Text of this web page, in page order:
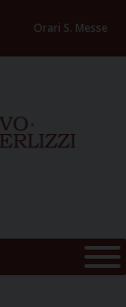
Orari S. Messe